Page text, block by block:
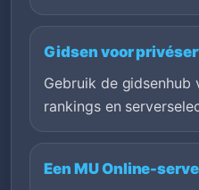
Gidsen voor
Gebruik de gidsenhub
rankings en
Een MU Online-